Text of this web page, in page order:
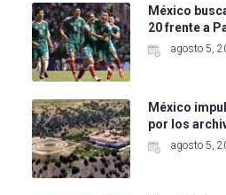
México
20 frente a
agosto 5,
México
por los
agosto 5,